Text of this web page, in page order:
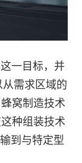
一目标，并
从需求区域的
窝制造技术
种组装技术
到与特定型